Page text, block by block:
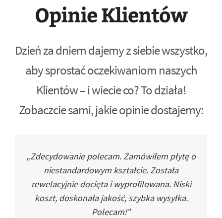
Opinie Klientów
Dzień za dniem dajemy z siebie wszystko,
aby sprostać oczekiwaniom naszych
Klientów – i wiecie co? To działa!
Zobaczcie sami, jakie opinie dostajemy:
„Zdecydowanie polecam. Zamówiłem płytę o
niestandardowym kształcie. Została
rewelacyjnie docięta i wyprofilowana. Niski
koszt, doskonała jakość, szybka wysyłka.
Polecam!”